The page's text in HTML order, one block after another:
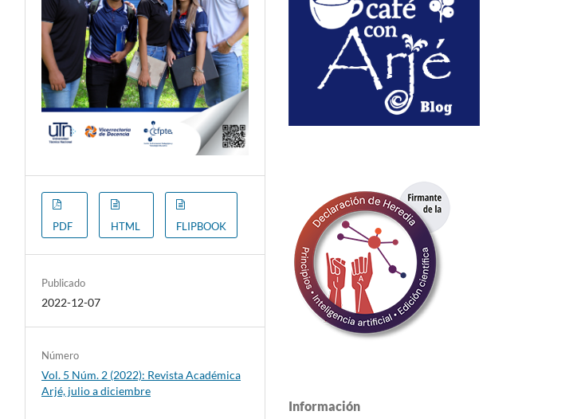
PDF HTML FLIPBOOK
Publicado
2022-12-07
Número
Vol. 5 Núm. 2 (2022): Revista Académica
Arjé, julio a diciembre
Información